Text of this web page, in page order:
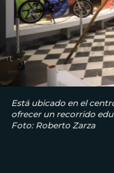
Está ubicado en el
ofrecer un recorrido
Foto: Roberto Zarza